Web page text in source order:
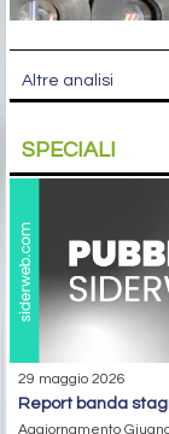
Altre analisi
SPECIALI
29 maggio 2026
report banda
Aggiornamento